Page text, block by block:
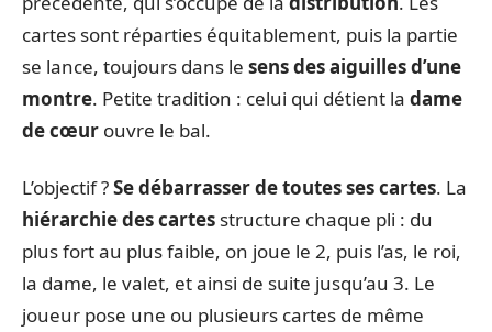
cartes sont réparties équitablement, puis la partie
se lance, toujours dans le sens des aiguilles d’une
montre. Petite tradition : celui qui détient la dame
de cœur ouvre le bal.
L’objectif ?Se débarrasser de toutes ses cartes. La
hiérarchie des cartes structure chaque pli : du
plus fort au plus faible, on joue le 2, puis l’as, le roi,
la dame, le valet, et ainsi de suite jusqu’au 3. Le
joueur pose une ou plusieurs cartes de même